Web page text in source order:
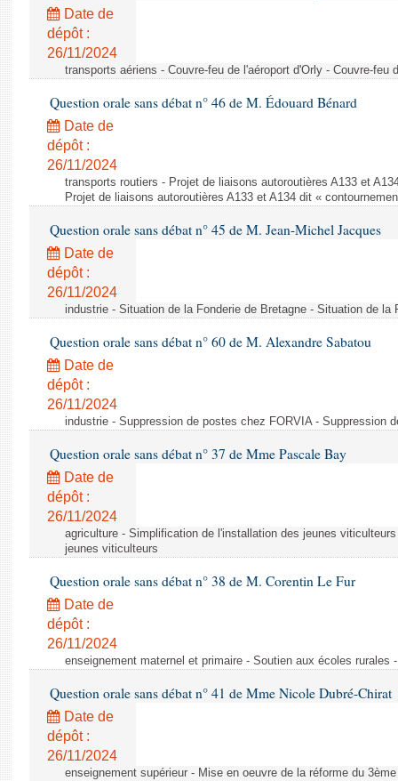
Date de
dépôt :
26/11/2024
transports aériens - Couvre-feu de l'aéroport d'Orly - Couvre-feu
Question orale sans débat n° 46 de M. Édouard Bénard
Date de
dépôt :
26/11/2024
transports routiers - Projet de liaisons autoroutières A133 et
Projet de liaisons autoroutières A133 et A134 dit «
Question orale sans débat n° 45 de M. Jean-Michel Jacques
Date de
dépôt :
26/11/2024
industrie - Situation de la Fonderie de Bretagne - Situation de la
Question orale sans débat n° 60 de M. Alexandre Sabatou
Date de
dépôt :
26/11/2024
industrie - Suppression de postes chez FORVIA - Suppression
Question orale sans débat n° 37 de Mme Pascale Bay
Date de
dépôt :
26/11/2024
agriculture - Simplification de l'installation des jeunes
jeunes viticulteurs
Question orale sans débat n° 38 de M. Corentin Le Fur
Date de
dépôt :
26/11/2024
enseignement maternel et primaire - Soutien aux écoles rurales
Question orale sans débat n° 41 de Mme Nicole Dubré-Chirat
Date de
dépôt :
26/11/2024
enseignement supérieur - Mise en oeuvre de la réforme du